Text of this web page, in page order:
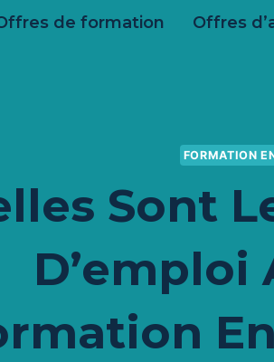
de formation Offres
FORMATION
Sont
D’emploi